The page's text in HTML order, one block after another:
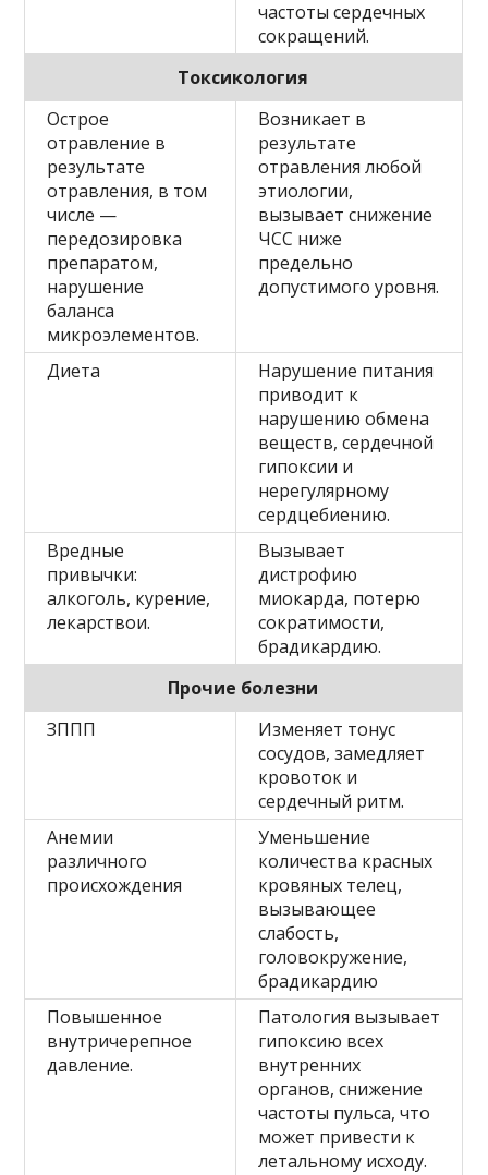
частоты сердечных
сокращений.
Токсикология
Острое
отравление в
результате
отравления, в том
числе —
передозировка
препаратом,
нарушение
баланса
микроэлементов.
Возникает в
результате
отравления любой
этиологии,
вызывает снижение
ЧСС ниже
предельно
допустимого уровня.
Диета
Нарушение питания
приводит к
нарушению обмена
веществ, сердечной
гипоксии и
нерегулярному
сердцебиению.
Вредные
привычки:
алкоголь, курение,
лекарствои.
Вызывает
дистрофию
миокарда, потерю
сократимости,
брадикардию.
Прочие болезни
ЗППП
Изменяет тонус
сосудов, замедляет
кровоток и
сердечный ритм.
Анемии
различного
происхождения
Уменьшение
количества красных
кровяных телец,
вызывающее
слабость,
головокружение,
брадикардию
Повышенное
внутричерепное
давление.
Патология вызывает
гипоксию всех
внутренних
органов, снижение
частоты пульса, что
может привести к
летальному исходу.